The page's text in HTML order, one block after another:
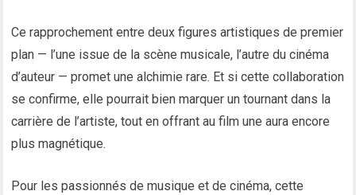
Ce rapprochement entre deux figures artistiques de premier
plan — l’une issue de la scène musicale, l’autre du cinéma
d’auteur — promet une alchimie rare. Et si cette collaboration
se confirme, elle pourrait bien marquer un tournant dans la
carrière de l’artiste, tout en offrant au film une aura encore
plus magnétique.
Pour les passionnés de musique et de cinéma, cette